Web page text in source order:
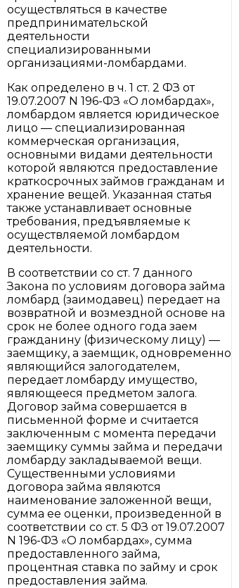
осуществляться в качестве
предпринимательской
деятельности
специализированными
организациями-ломбардами.
Как определено в ч. 1 ст. 2 ФЗ от
19.07.2007 N 196-ФЗ «О ломбардах»,
ломбардом является юридическое
лицо — специализированная
коммерческая организация,
основными видами деятельности
которой являются предоставление
краткосрочных займов гражданам и
хранение вещей. Указанная статья
также устанавливает основные
требования, предъявляемые к
осуществляемой ломбардом
деятельности.
В соответствии со ст. 7 данного
Закона по условиям договора займа
ломбард (заимодавец) передает на
возвратной и возмездной основе на
срок не более одного года заем
гражданину (физическому лицу) —
заемщику, а заемщик, одновременно
являющийся залогодателем,
передает ломбарду имущество,
являющееся предметом залога.
Договор займа совершается в
письменной форме и считается
заключенным с момента передачи
заемщику суммы займа и передачи
ломбарду закладываемой вещи.
Существенными условиями
договора займа являются
наименование заложенной вещи,
сумма ее оценки, произведенной в
соответствии со ст. 5 ФЗ от 19.07.2007
N 196-ФЗ «О ломбардах», сумма
предоставленного займа,
процентная ставка по займу и срок
предоставления займа.